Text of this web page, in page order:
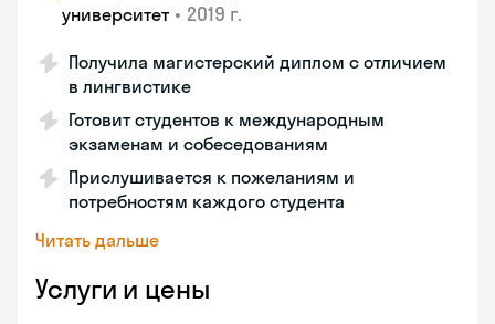
университет • 2019 г.
Получила магистерский диплом с отличием
в лингвистике
Готовит студентов к международным
экзаменам и собеседованиям
Прислушивается к пожеланиям и
потребностям каждого студента
Читать дальше
Услуги и цены